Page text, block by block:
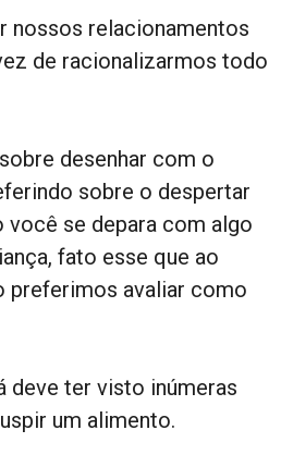
nossos relacionamentos
de racionalizarmos todo
desenhar com o
sobre o despertar
você se depara com algo
fato esse que ao
preferimos avaliar como
deve ter visto inúmeras
um alimento.